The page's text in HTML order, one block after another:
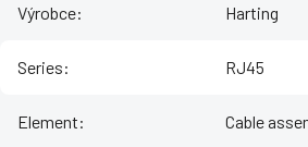
Výrobce: Harting
Series: RJ45
Element: Cable